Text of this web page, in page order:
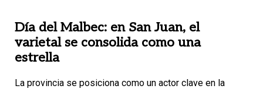
Día del Malbec: en San Juan, el
varietal se consolida como una
estrella
La provincia se posiciona como un actor clave en la